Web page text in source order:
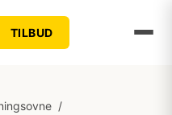
TILBUD
/